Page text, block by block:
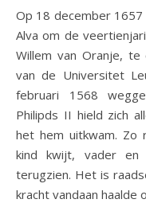
Op 18 december
Alva om de
Willem van Oranje, te
van de Universitet
februari 1568
Philipds II hield zich
het hem uitkwam. Zo
kind kwijt, vader en
terugzien. Het is
kracht vandaan